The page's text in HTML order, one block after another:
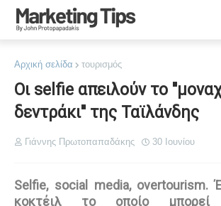
Αρχική σελίδα τουρισμός
Οι selfie απειλούν το
δεντράκι'' της Ταϊλάνδης
Γιάννης Πρωτοπαπαδάκης 30 Ιουνίου
Selfie, social media, overtourism.
κοκτέιλ το οποίο